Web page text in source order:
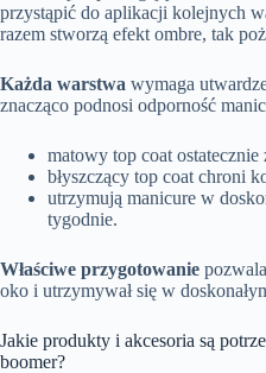
przystąpić do aplikacji kolejnych
razem stworzą efekt ombre, tak
Każda warstwa wymaga
znacząco podnosi odporność
matowy top coat ostatecznie
błyszczący top coat chroni
utrzymują manicure w
tygodnie.
Właściwe przygotowanie
oko i utrzymywał się w
Jakie produkty i akcesoria są
boomer?